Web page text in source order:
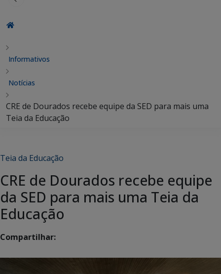
Informativos
Notícias
CRE de Dourados recebe equipe da SED para mais uma
Teia da Educação
Teia da Educação
CRE de Dourados recebe equipe
da SED para mais uma Teia da
Educação
Compartilhar: